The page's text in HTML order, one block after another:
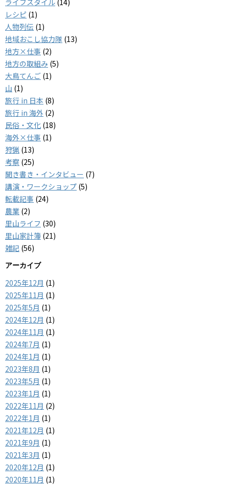
ライフスタイル (14)
レシピ (1)
人物列伝 (1)
地域おこし協力隊 (13)
地方×仕事 (2)
地方の取組み (5)
大鳥てんご (1)
山 (1)
旅行 in 日本 (8)
旅行 in 海外 (2)
民俗・文化 (18)
海外×仕事 (1)
狩猟 (13)
考察 (25)
聞き書き・インタビュー (7)
講演・ワークショップ (5)
転載記事 (24)
農業 (2)
里山ライフ (30)
里山家計簿 (21)
雑記 (56)
アーカイブ
2025年12月 (1)
2025年11月 (1)
2025年5月 (1)
2024年12月 (1)
2024年11月 (1)
2024年7月 (1)
2024年1月 (1)
2023年8月 (1)
2023年5月 (1)
2023年1月 (1)
2022年11月 (2)
2022年1月 (1)
2021年12月 (1)
2021年9月 (1)
2021年3月 (1)
2020年12月 (1)
2020年11月 (1)